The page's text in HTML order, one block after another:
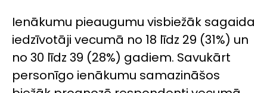
Ienākumu pieaugumu visbiežāk sagaida
iedzīvotāji vecumā no 18 līdz 29 (31%) un
no 30 līdz 39 (28%) gadiem. Savukārt
personīgo ienākumu samazināšos